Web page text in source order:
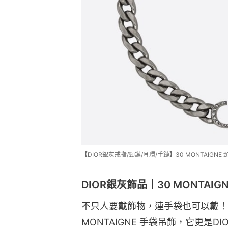
【DIOR銀灰戒指/頸鏈/耳環/手鏈】30 MONTAIGNE
DIOR銀灰飾品｜30
不只人要戴飾物，連手袋也可以戴
MONTAIGNE 手袋吊飾，它更是